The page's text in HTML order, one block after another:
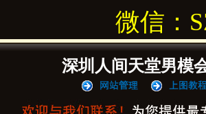
微信：
深圳人间天堂男模